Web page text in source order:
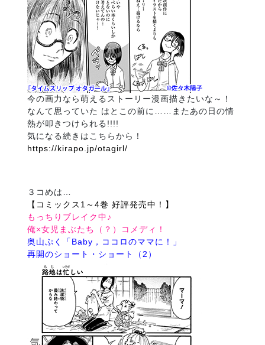
今の画力なら萌えるストーリー漫画描きたいな～！
なんて思っていた はとこの前に……またあの日の情
熱が叩きつけられる!!!!
気になる続きはこちらから！
https://kirapo.jp/otagirl/
３コめは…
【コミックス1～4巻 好評発売中！】
もっちりブレイク中♪
俺×女児まぶたち（？）コメディ！
奥山ぷく「Baby，ココロのママに！」
再開のショート・ショート（2）